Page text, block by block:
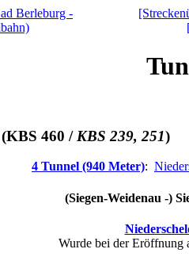
460 / KBS 239, 251)
4 Tunnel (940 Meter):
(Siegen-Weidenau -)
Wurde bei der Eröffnung